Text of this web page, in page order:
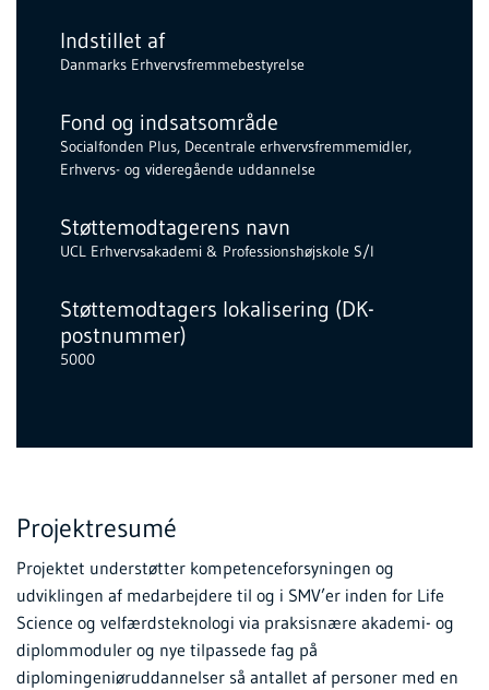
Indstillet af
Danmarks Erhvervsfremmebestyrelse
Fond og indsatsområde
Socialfonden Plus, Decentrale erhvervsfremmemidler,
Erhvervs- og videregående uddannelse
Støttemodtagerens navn
UCL Erhvervsakademi & Professionshøjskole S/I
Støttemodtagers lokalisering (DK-
postnummer)
5000
Projektresumé
Projektet understøtter kompetenceforsyningen og
udviklingen af medarbejdere til og i SMV’er inden for Life
Science og velfærdsteknologi via praksisnære akademi- og
diplommoduler og nye tilpassede fag på
diplomingeniøruddannelser så antallet af personer med en